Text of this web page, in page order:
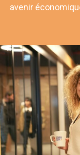
avenir